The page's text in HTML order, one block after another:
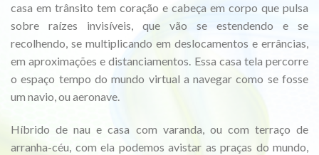
casa em trânsito tem coração e cabeça em corpo que pulsa
sobre raízes invisíveis, que vão se estendendo e se
recolhendo, se multiplicando em deslocamentos e errâncias,
em aproximações e distanciamentos. Essa casa tela percorre
o espaço tempo do mundo virtual a navegar como se fosse
um navio, ou aeronave.
Híbrido de nau e casa com varanda, ou com terraço de
arranha-céu, com ela podemos avistar as praças do mundo,